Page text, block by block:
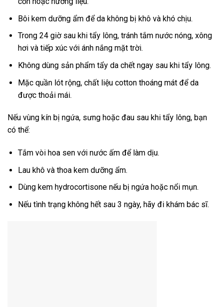
Bôi kem dưỡng ẩm để da không bị khô và khó chịu.
Trong 24 giờ sau khi tẩy lông, tránh tắm nước nóng, xông
hơi và tiếp xúc với ánh nắng mặt trời.
Không dùng sản phẩm tẩy da chết ngay sau khi tẩy lông.
Mặc quần lót rộng, chất liệu cotton thoáng mát để da
được thoải mái.
Nếu vùng kín bị ngứa, sưng hoặc đau sau khi tẩy lông, bạn
có thể:
Tắm vòi hoa sen với nước ấm để làm dịu.
Lau khô và thoa kem dưỡng ẩm.
Dùng kem hydrocortisone nếu bị ngứa hoặc nổi mụn.
Nếu tình trạng không hết sau 3 ngày, hãy đi khám bác sĩ.